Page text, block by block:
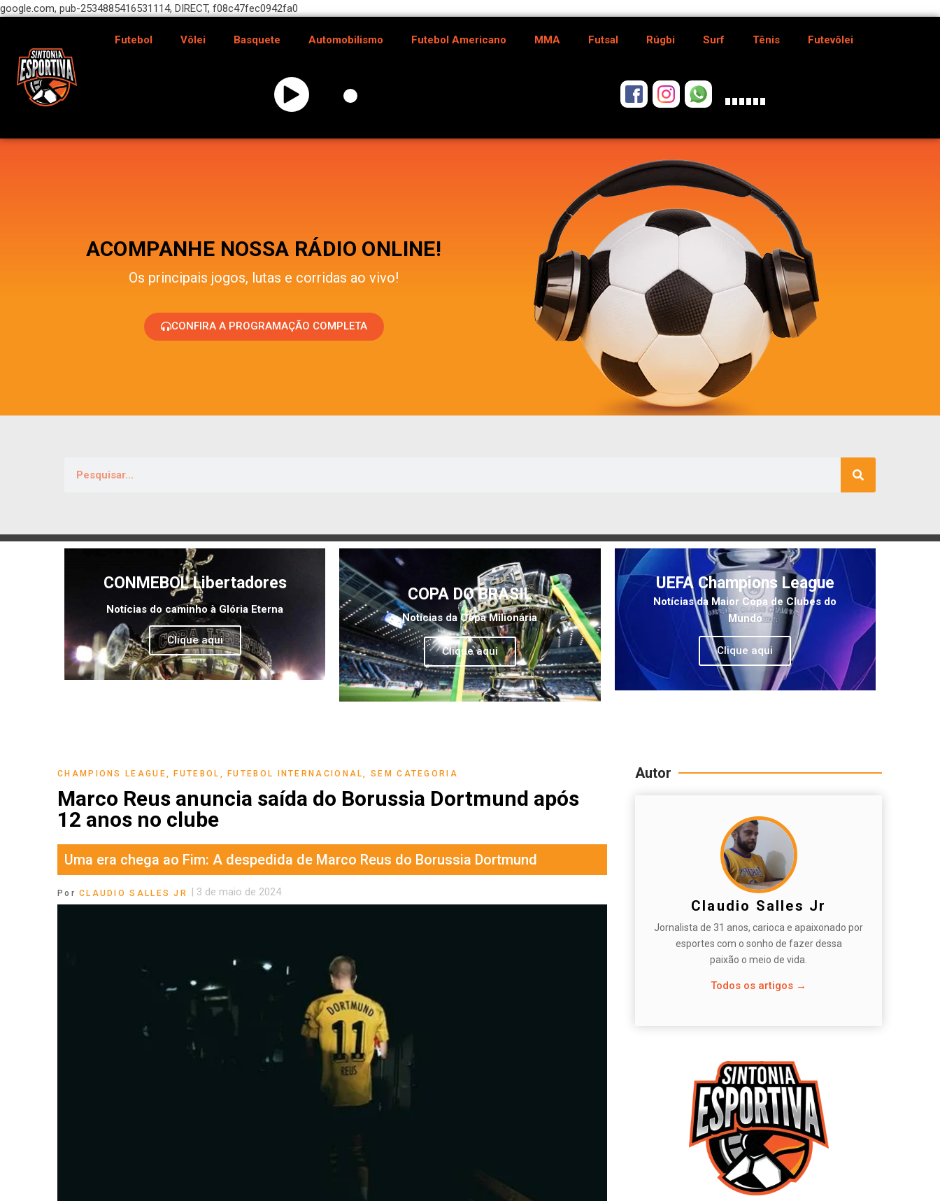
google.com, pub-2534885416531114, DIRECT, f08c47fec0942fa0
Futebol Vôlei Basquete Automobilismo Futebol Americano MMA Futsal Rúgbi Surf Tênis Futevôlei
ACOMPANHE NOSSA RÁDIO ONLINE!
Os principais jogos, lutas e corridas ao vivo!
CONFIRA A PROGRAMAÇÃO COMPLETA
CONMEBOL Libertadores
Notícias do caminho à Glória Eterna
Clique aqui
COPA DO BRASIL
Notícias da Copa Milionária
Clique aqui
UEFA Champions League
Notícias da Maior Copa de Clubes do
Mundo
Clique aqui
CHAMPIONS LEAGUE, FUTEBOL , FUTEBOL INTERNACIONAL,SEM CATEGORIA
Marco Reus anuncia saída do Borussia Dortmund após
12 anos no clube
Uma era chega ao Fim: A despedida de Marco Reus do Borussia Dortmund
Por CLAUDIO SALLES JR | 3 de maio de 2024
Autor
Claudio Salles Jr
Jornalista de 31 anos, carioca e apaixonado por
esportes com o sonho de fazer dessa
paixão o meio de vida.
Todos os artigos →